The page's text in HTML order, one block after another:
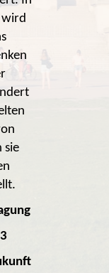
wird
sie